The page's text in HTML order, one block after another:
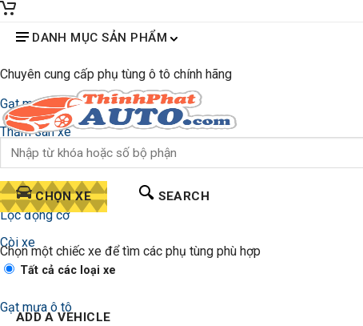
DANH MỤC SẢN PHẨM
Gạt mưa ô tô
Thảm sàn xe
Bóng đèn
Lọc gió điều hòa
Lọc động cơ
Còi xe
Gạt mưa ô tô
Chuyên cung cấp phụ tùng ô tô chính hãng
CHỌN XE SEARCH
Chọn một chiếc xe để tìm các phụ tùng phù hợp
Tất cả các loại xe
ADD A VEHICLE